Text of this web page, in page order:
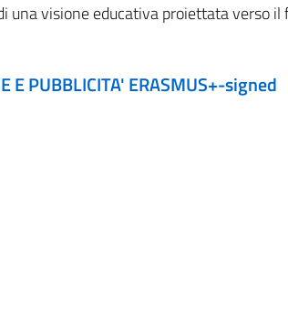
una visione educativa proiettata verso
PUBBLICITA' ERASMUS+-signed